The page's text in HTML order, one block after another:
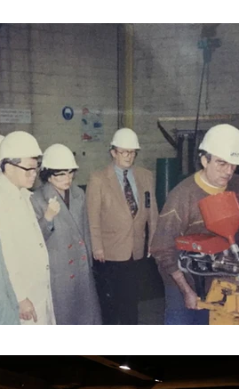
Season Maniac